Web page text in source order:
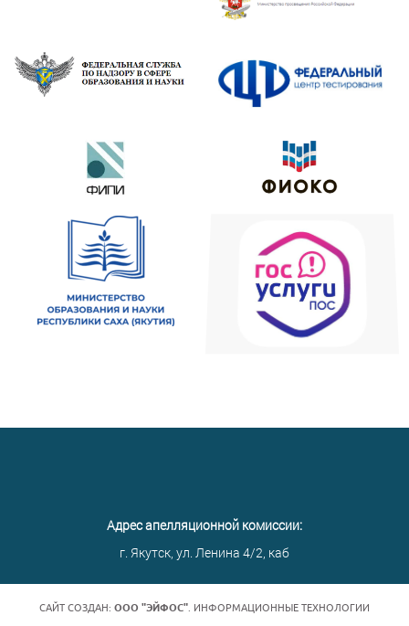
Адрес апелляционной комиссии:
г. Якутск, ул. Ленина 4/2, каб
САЙТ СОЗДАН: ООО "ЭЙФОС" . ИНФОРМАЦИОННЫЕ ТЕХНОЛОГИИ